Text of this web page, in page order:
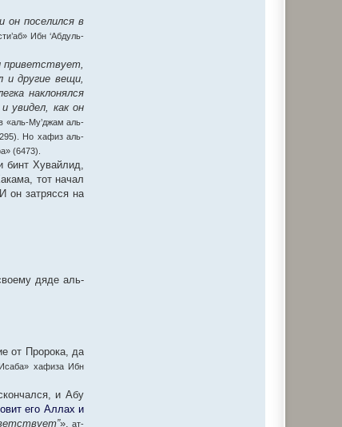
он поселился в
Ибн ‘Абдуль-
приветствует,
и другие вещи,
наклонялся
увидел, как он
«аль-Му’джам аль-
Но хафиз аль-
(6473).
Хувайлид,
тот начал
он затрясся на
дяде аль-
от Пророка, да
хафиза Ибн
и Абу
его Аллах и
».ат-